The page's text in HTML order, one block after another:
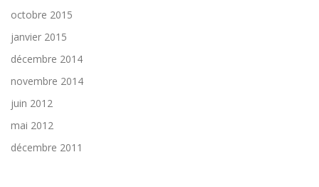
octobre 2015
janvier 2015
décembre 2014
novembre 2014
juin 2012
mai 2012
décembre 2011